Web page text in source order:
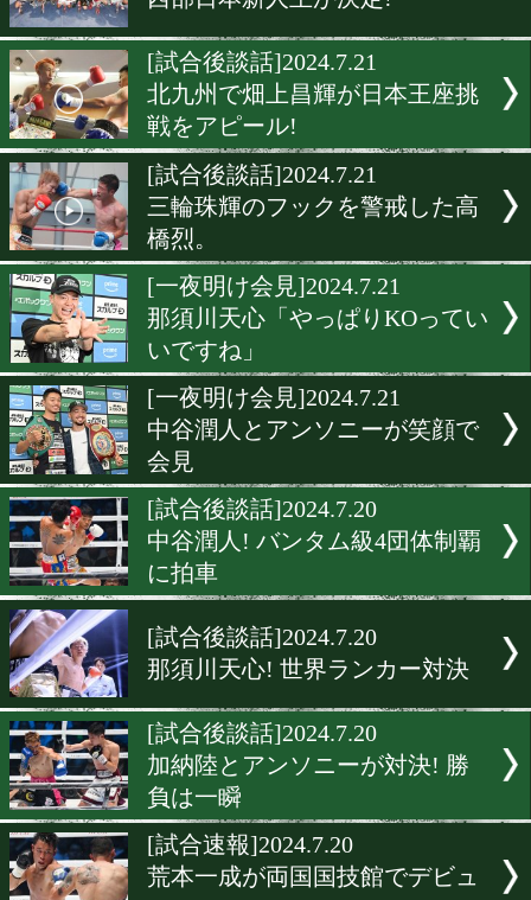
[試合後談話]2024.7.22
栗原慶太が悔しい試合。
[試合後談話]2024.7.22
バチバチ! 大嶋剣心vs石川
[試合後談話]2024.7.21
西部日本新人王が決定!
[試合後談話]2024.7.21
北九州で畑上昌輝が日本王
戦をアピール!
[試合後談話]2024.7.21
三輪珠輝のフックを警戒し
橋烈。
[一夜明け会見]2024.7.21
那須川天心「やっぱりKO
いですね」
[一夜明け会見]2024.7.21
中谷潤人とアンソニーが笑